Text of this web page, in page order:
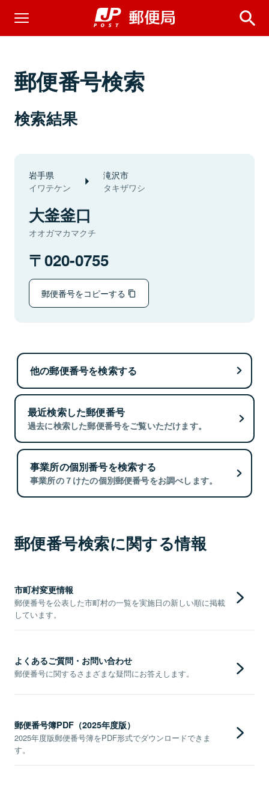
郵便番号検索
検索結果
岩手県
イワテケン
滝沢市
タキザワシ
大釜釜口
オオガマカマクチ
020-0755
郵便番号をコピーする
他の郵便番号を検索する
最近検索した郵便番号
過去に検索した郵便番号をご覧いただけます。
事業所の個別番号を検索する
事業所の７けたの個別郵便番号をお調べします。
郵便番号検索に関する情報
市町村変更情報
郵便番号を公表した市町村の一覧を実施日の新しい順に掲載
しています。
よくあるご質問・お問い合わせ
郵便番号に関するさまざまな疑問にお答えします。
郵便番号簿PDF（2025年度版）
2025年度版郵便番号簿をPDF形式でダウンロードできま
す。